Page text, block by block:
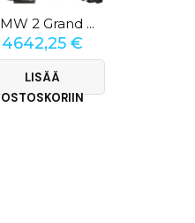
BMW 2 Grand Coupe (F44) 228i XDrive 2.0
4642,25 €
LISÄÄ
OSTOSKORIIN